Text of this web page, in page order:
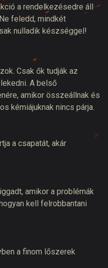
a rendelkezésedre áll
feledd, mindkét
nulladik készséggel!
Csak ők tudják az
A belső
amikor összeállnak és
kémiájuknak nincs párja.
a csapatát, akár
amikor a problémák
kell felrobbantani
a finom lőszerek